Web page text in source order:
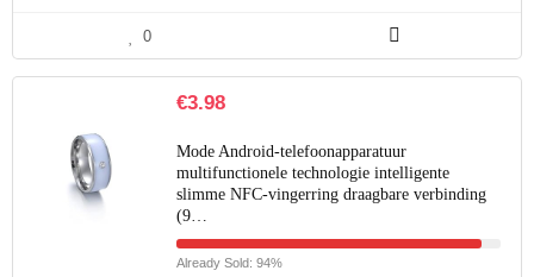
0
€3.98
Mode Android-telefoonapparatuur
multifunctionele technologie intelligente
slimme NFC-vingerring draagbare verbinding
(9…
Already Sold: 94%